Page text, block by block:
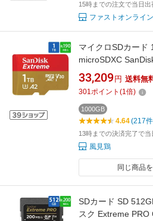
15時までの注文で当日出
ファストオンライン
マイクロSDカード
microSDXC
UHS-I U3 V30 A2
Nintendo Switch動
SDSQXAV-1T00-
33,209 円 送料無
301ポイント (1倍)
1000GB
4.64(217
13時までの決済完了で
風見鶏
同じ商品
SDカード SD
スク Extreme PRO